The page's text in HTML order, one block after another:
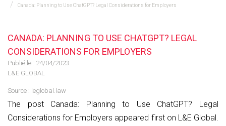
Canada: Planning to Use ChatGPT? Legal Considerations for Employers
CANADA: PLANNING TO USE CHATGPT? LEGAL
CONSIDERATIONS FOR EMPLOYERS
Publié le : 24/04/2023
L&E GLOBAL
Source : leglobal.law
The post Canada: Planning to Use ChatGPT? Legal
Considerations for Employers appeared first on L&E Global.